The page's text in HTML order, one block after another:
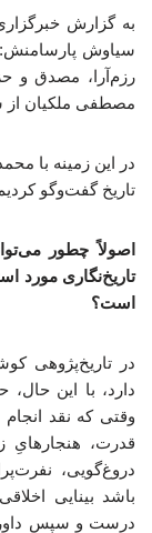
به گزارش
سیاوش پارسامنش:
رزم‌آرا، مصدق و
مصطفی ملکیان از
در این زمینه با
تاریخ گفت‌وگو
اصولاً چطور
تاریخ‌نگاری مورد
است؟
در تاریخ‌پژوهی
دارد، با این
وقتی که نقد
قدرت، هنجارهایِ
دروغ‌گویی،
باشد بینایی
درست و سپس